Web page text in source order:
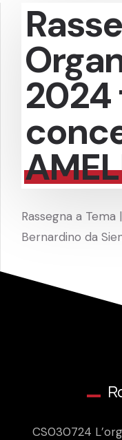
2024
Rassegna a Tema
Bernardino da
CS030724